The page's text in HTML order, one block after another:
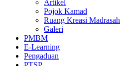
Artikel
Pojok Kamad
Ruang Kreasi Madrasah
Galeri
PMBM
E-Learning
Pengaduan